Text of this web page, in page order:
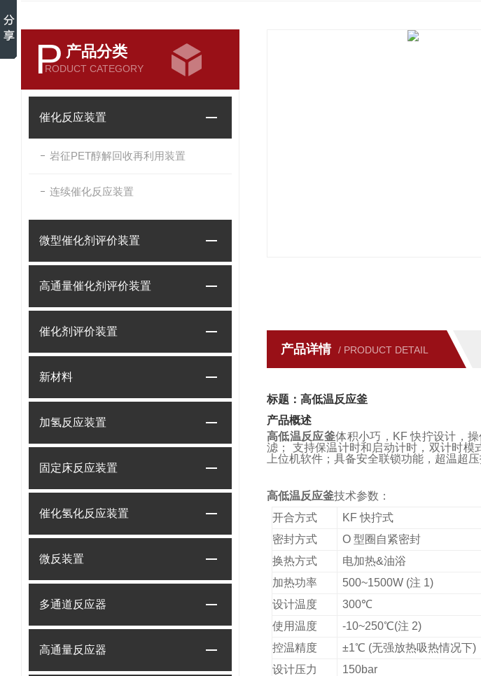
P 产品分类
RODUCT CATEGORY
催化反应装置
岩征PET醇解回收再利用装置
连续催化反应装置
微型催化剂评价装置
高通量催化剂评价装置
催化剂评价装置
新材料
加氢反应装置
固定床反应装置
催化氢化反应装置
微反装置
多通道反应器
高通量反应器
产品详情 / PRODUCT DETAIL
标题：高低温反应釜
产品概述
高低温反应釜体积小巧，KF 快拧设计，
滤； 支持保温计时和启动计时，双计时
上位机软件；具备安全联锁功能，超温超压
高低温反应釜技术参数：
开合方式
KF 快拧式
密封方式
O 型圈自紧密封
换热方式
电加热&油浴
加热功率
500~1500W (注 1)
设计温度
300℃
使用温度
-10~250℃(注 2)
控温精度
±1℃ (无强放热吸热情况下)
设计压力
150bar